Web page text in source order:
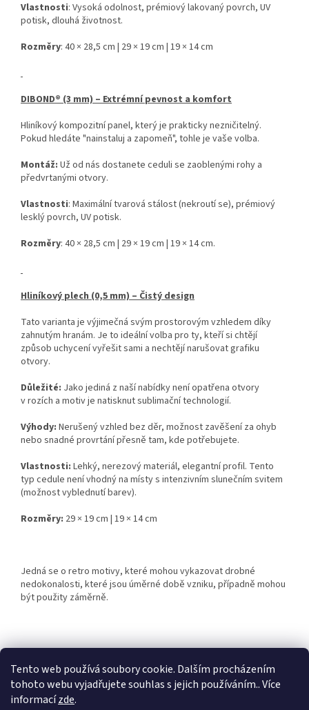
Tento web používá soubory cookie. Dalším procházením
tohoto webu vyjadřujete souhlas s jejich používáním.. Více
informacízde.
Vlastnosti: Vysoká odolnost, prémiový lakovaný povrch, UV
potisk, dlouhá životnost.
Rozměry: 40 × 28,5 cm | 29 × 19 cm | 19 × 14 cm
DIBOND® (3 mm) – Extrémní pevnost a komfort
Hliníkový kompozitní panel, který je prakticky nezničitelný.
Pokud hledáte "nainstaluj a zapomeň", tohle je vaše volba.
Montáž: Už od nás dostanete ceduli se zaoblenými rohy a
předvrtanými otvory.
Vlastnosti: Maximální tvarová stálost (nekroutí se), prémiový
lesklý povrch, UV potisk.
Rozměry: 40 × 28,5 cm | 29 × 19 cm | 19 × 14 cm.
Hliníkový plech (0,5 mm) – Čistý design
Tato varianta je výjimečná svým prostorovým vzhledem díky
zahnutým hranám. Je to ideální volba pro ty, kteří si chtějí
způsob uchycení vyřešit sami a nechtějí narušovat grafiku
otvory.
Důležité: Jako jediná z naší nabídky není opatřena otvory
v rozích a motiv je natisknut sublimační technologií.
Výhody: Nerušený vzhled bez děr, možnost zavěšení za ohyb
nebo snadné provrtání přesně tam, kde potřebujete.
Vlastnosti: Lehký, nerezový materiál, elegantní profil. Tento
typ cedule není vhodný na místy s intenzivním slunečním svitem
(možnost vyblednutí barev).
Rozměry: 29 × 19 cm | 19 × 14 cm
Jedná se o retro motivy, které mohou vykazovat drobné
nedokonalosti, které jsou úměrné době vzniku, případně mohou
být použity záměrně.
Z
Retro-Darky.cz Krowki.cz